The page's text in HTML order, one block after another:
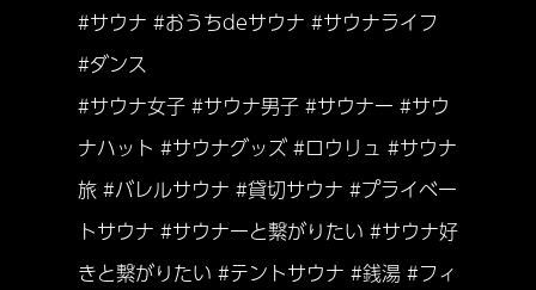
#サウナ #おうちdeサウナ #サウナライフ
#ダンス
#サウナ女子 #サウナ男子 #サウナー #サウ
ナハット #サウナグッズ #ロウリュ #サウナ
旅 #バレルサウナ #貸切サウナ #プライベー
トサウナ #サウナーと繋がりたい #サウナ好
きと繋がりたい #テントサウナ #銭湯 #フィ